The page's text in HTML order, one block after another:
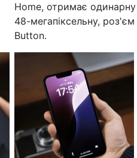
Home, отримає
48-мегапіксельну,
Button.